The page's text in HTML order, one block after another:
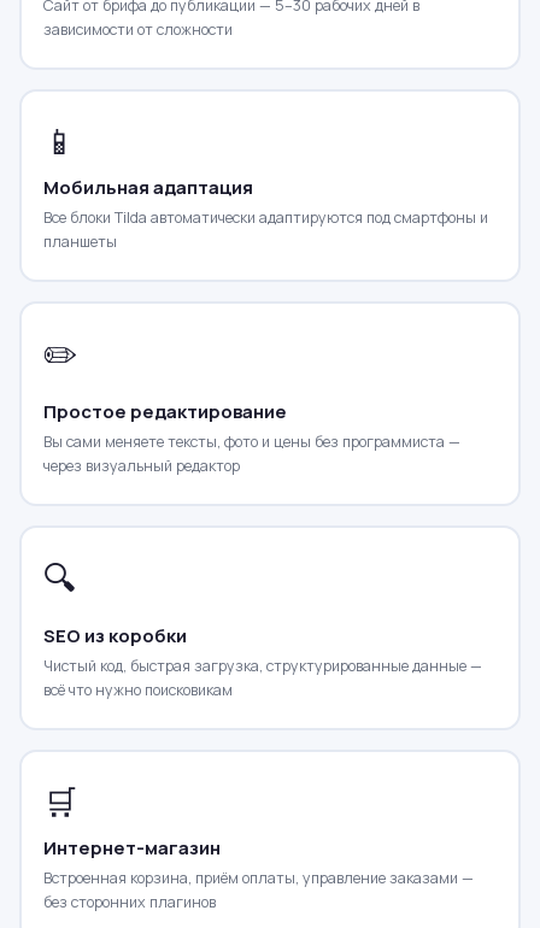
Сайт от брифа до публикации — 5–30 рабочих дней в
зависимости от сложности
📱
Мобильная адаптация
Все блоки Tilda автоматически адаптируются под смартфоны и
планшеты
✏️
Простое редактирование
Вы сами меняете тексты, фото и цены без программиста —
через визуальный редактор
🔍
SEO из коробки
Чистый код, быстрая загрузка, структурированные данные —
всё что нужно поисковикам
🛒
Интернет-магазин
Встроенная корзина, приём оплаты, управление заказами —
без сторонних плагинов